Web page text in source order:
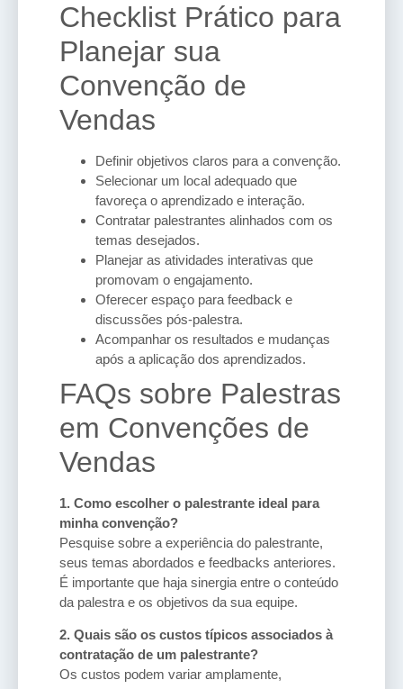
Checklist Prático para
Planejar sua
Convenção de
Vendas
Definir objetivos claros para a convenção.
Selecionar um local adequado que
favoreça o aprendizado e interação.
Contratar palestrantes alinhados com os
temas desejados.
Planejar as atividades interativas que
promovam o engajamento.
Oferecer espaço para feedback e
discussões pós-palestra.
Acompanhar os resultados e mudanças
após a aplicação dos aprendizados.
FAQs sobre Palestras
em Convenções de
Vendas
1. Como escolher o palestrante ideal para
minha convenção?
Pesquise sobre a experiência do palestrante,
seus temas abordados e feedbacks anteriores.
É importante que haja sinergia entre o conteúdo
da palestra e os objetivos da sua equipe.
2. Quais são os custos típicos associados à
contratação de um palestrante?
Os custos podem variar amplamente,